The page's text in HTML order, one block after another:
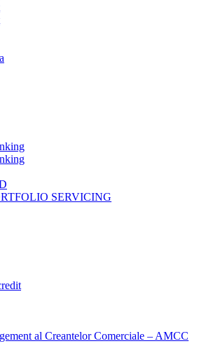
SERVICING
al Creantelor Comerciale – AMCC